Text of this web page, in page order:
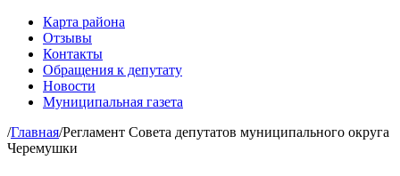
Карта района
Отзывы
Контакты
Обращения к депутату
Новости
Муниципальная газета
/Главная/Регламент Совета депутатов муниципального округа
Черемушки